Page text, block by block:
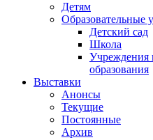
Детям
Образовательные
Детский сад
Школа
Учреждения
образования
Выставки
Анонсы
Текущие
Постоянные
Архив